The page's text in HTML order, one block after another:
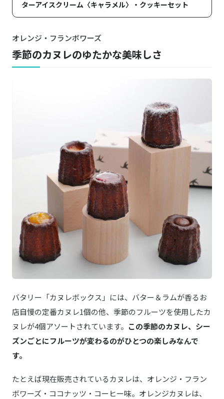
ターアイスクリーム〈キャラメル〉・クッキーセット
オレンジ・フランボワーズ
季節のカヌレのゆたかな美味しさ
バタリー「カヌレボックス」には、バター＆ラムが香るお
店自慢の定番カヌレ1個の他、季節のフルーツを使用したカ
ヌレが4個アソートされています。 この季節のカヌレ、シー
ズンごとにフルーツが変わるのがひとつの楽しみなんで
す。
たとえば現在販売されているカヌレは、オレンジ・フラン
ボワーズ・ココナッツ・コーヒー味。オレンジカヌレは、